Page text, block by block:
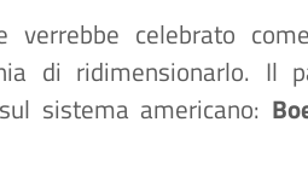
celebrato
di ridimensionarlo. Il
sistema americano: